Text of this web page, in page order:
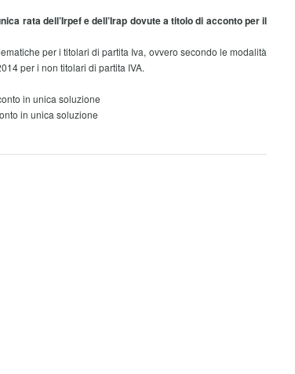
rata dell’Irpef e dell’Irap dovute a titolo di acconto per il
per i titolari di partita Iva, ovvero secondo le modalità
per i non titolari di partita IVA.
in unica soluzione
in unica soluzione